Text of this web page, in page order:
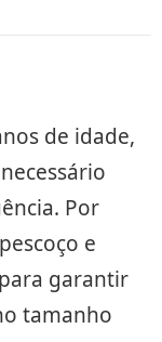
de idade,
Por
e
garantir
tamanho